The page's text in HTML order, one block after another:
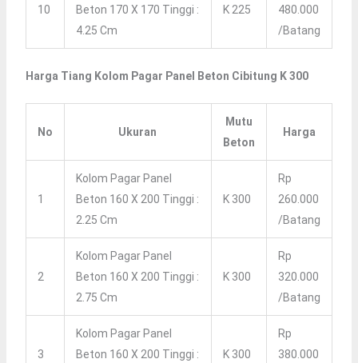
10
Beton 170 X 170 Tinggi :
4.25 Cm
K 225
480.000
/batang
Harga Tiang Kolom Pagar Panel Beton Cibitung K 300
No Ukuran
Mutu
Beton
Harga
1
Kolom Pagar Panel
Beton 160 X 200 Tinggi :
2.25 Cm
K 300
Rp
260.000
/batang
2
Kolom Pagar Panel
Beton 160 X 200 Tinggi :
2.75 Cm
K 300
Rp
320.000
/batang
3
Kolom Pagar Panel
Beton 160 X 200 Tinggi :
K 300
Rp
380.000